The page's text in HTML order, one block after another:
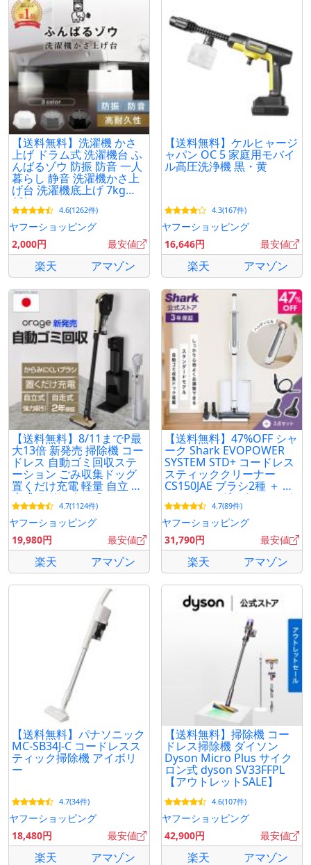
【送料無料】洗濯機 かさ
上げ ドラム式 洗濯機台 ふ
んばるゾウ 防振 防音 一人
暮らし 静音 洗濯機かさ上
げ台 洗濯機底上げ 7kg
10kg
4.6(1262件)
ヤフーショッピング
2,000円
最安値
楽天 アマゾン
【送料無料】ケルヒャージ
ャパン OC 5 家庭用モバイ
ル高圧洗浄機 黒・黄
4.3(167件)
ヤフーショッピング
16,646円
最安値
楽天 アマゾン
【送料無料】8/11までP最
大13倍 新発売 掃除機 コー
ドレス 自動ゴミ回収ステ
ーション ごみ収集ドッグ
置くだけ充電 軽量 自立 自
走式 クリーナー Orage
RR35 紙パック
4.7(1124件)
ヤフーショッピング
19,980円
最安値
楽天 アマゾン
【送料無料】47%OFF シャ
ーク Shark EVOPOWER
SYSTEM STD+ コードレス
スティッククリーナー
CS150JAE ブラシ2種 ＋ プ
レシジョンダスターセット
掃除機 スティック型
4.7(89件)
ヤフーショッピング
31,790円
最安値
楽天 アマゾン
【送料無料】パナソニック
MC-SB34J-C コードレスス
ティック掃除機 アイボリ
ー
4.7(34件)
ヤフーショッピング
18,480円
最安値
楽天 アマゾン
【送料無料】掃除機 コー
ドレス掃除機 ダイソン
Dyson Micro Plus サイク
ロン式 dyson SV33FFPL
【アウトレットSALE】
4.6(107件)
ヤフーショッピング
42,900円
最安値
楽天 アマゾン